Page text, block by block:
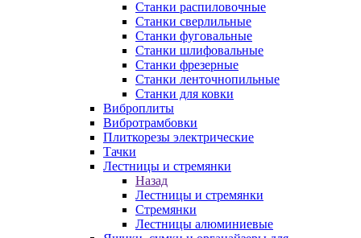
Станки распиловочные
Станки сверлильные
Станки фуговальные
Станки шлифовальные
Станки фрезерные
Станки ленточнопильные
Станки для ковки
Виброплиты
Вибротрамбовки
Плиткорезы электрические
Тачки
Лестницы и стремянки
Назад
Лестницы и стремянки
Стремянки
Лестницы алюминиевые